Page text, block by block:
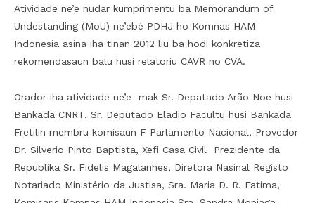
Atividade ne’e nudar kumprimentu ba Memorandum of
Undestanding (MoU) ne’ebé PDHJ ho Komnas HAM
Indonesia asina iha tinan 2012 liu ba hodi konkretiza
rekomendasaun balu husi relatoriu CAVR no CVA.
Orador iha atividade ne’e mak Sr. Depatado Arão Noe husi
Bankada CNRT, Sr. Deputado Eladio Facultu husi Bankada
Fretilin membru komisaun F Parlamento Nacional, Provedor
Dr. Silverio Pinto Baptista, Xefi Casa Civil Prezidente da
Republika Sr. Fidelis Magalanhes, Diretora Nasinal Registo
Notariado Ministério da Justisa, Sra. Maria D. R. Fatima,